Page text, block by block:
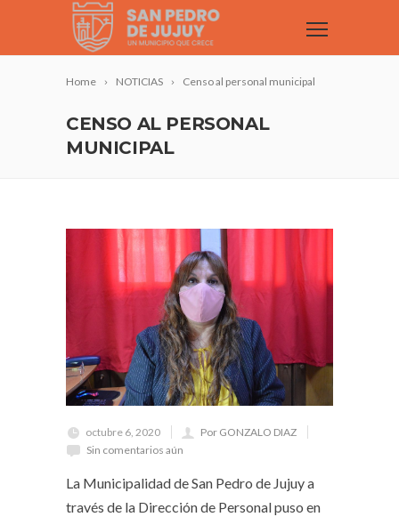
Home NOTICIAS Censo al personal municipal
CENSO AL PERSONAL
MUNICIPAL
octubre 6, 2020
Por GONZALO DIAZ
Sin comentarios aún
La Municipalidad de San Pedro de Jujuy a
través de la Dirección de Personal puso en